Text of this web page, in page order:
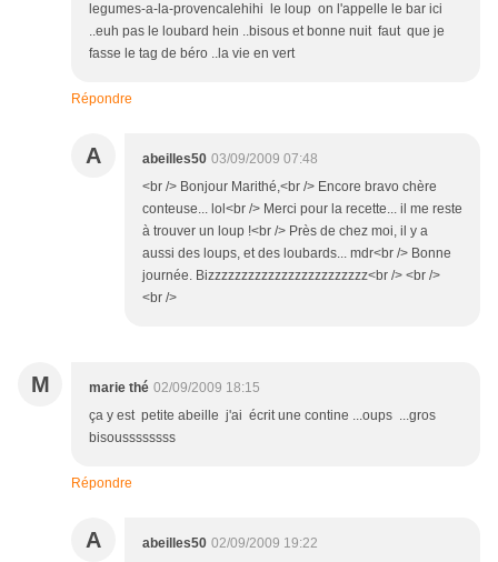
legumes-a-la-provencalehihi le loup on l'appelle le bar ici
..euh pas le loubard hein ..bisous et bonne nuit faut que je
fasse le tag de béro ..la vie en vert
Répondre
A abeilles50 03/09/2009 07:48
<br /> Bonjour Marithé,<br /> Encore bravo chère
conteuse... lol<br /> Merci pour la recette... il me reste
à trouver un loup !<br /> Près de chez moi, il y a
aussi des loups, et des loubards... mdr<br /> Bonne
journée. Bizzzzzzzzzzzzzzzzzzzzzzzz<br /> <br />
<br />
M marie thé 02/09/2009 18:15
ça y est petite abeille j'ai écrit une contine ...oups ...gros
bisoussssssss
Répondre
A abeilles50 02/09/2009 19:22